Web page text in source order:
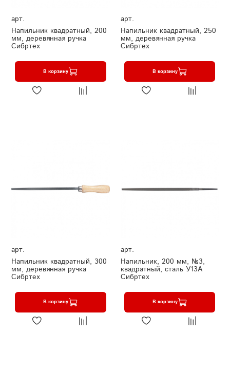
арт.
Напильник квадратный, 200
мм, деревянная ручка
Сибртех
В корзину
арт.
Напильник квадратный, 250
мм, деревянная ручка
Сибртех
В корзину
арт.
Напильник квадратный, 300
мм, деревянная ручка
Сибртех
В корзину
арт.
Напильник, 200 мм, №3,
квадратный, сталь У13А
Сибртех
В корзину